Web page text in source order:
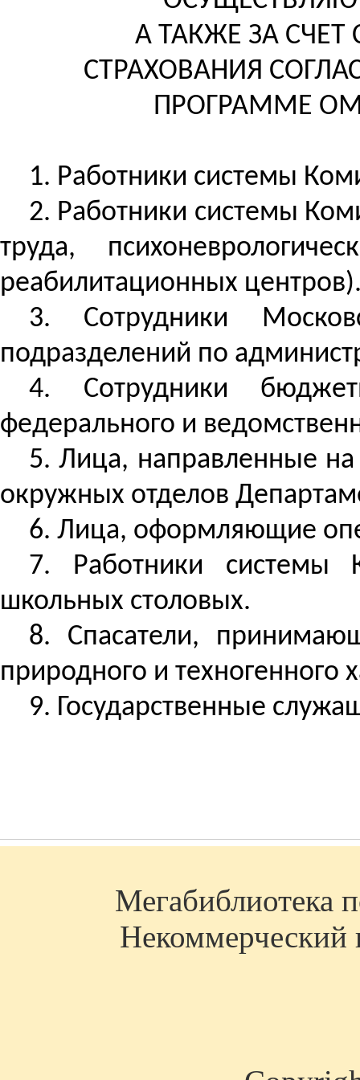
А ТАКЖЕ ЗА
СТРАХОВАНИЯ
ПРОГРАММЕ
1. Работники системы
2. Работники системы
труда,
реабилитационных
3. Сотрудники
подразделений по
4. Сотрудники
федерального и
5. Лица, направленные
окружных отделов
6. Лица, оформляющие
7. Работники системы
школьных столовых.
8. Спасатели,
природного и техногенного
9. Государственные
Мегабиблиотека
Некоммерческий